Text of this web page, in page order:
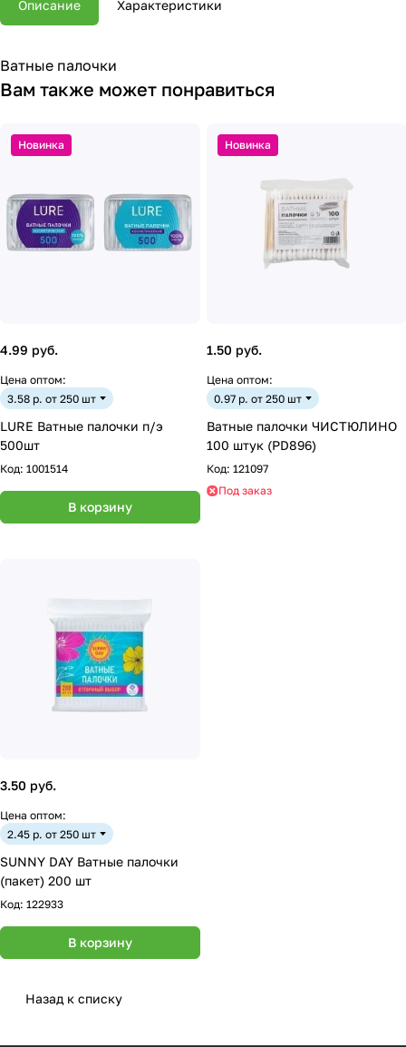
Описание Характеристики
Ватные палочки
Вам также может понравиться
Новинка
4.99 руб.
Цена оптом:
3.58 р. от 250 шт
LURE Ватные палочки п/э
500шт
Код: 1001514
В корзину
Новинка
1.50 руб.
Цена оптом:
0.97 р. от 250 шт
Ватные палочки ЧИСТЮЛИНО
100 штук (PD896)
Код: 121097
Под заказ
3.50 руб.
Цена оптом:
2.45 р. от 250 шт
SUNNY DAY Ватные палочки
(пакет) 200 шт
Код: 122933
В корзину
Назад к списку